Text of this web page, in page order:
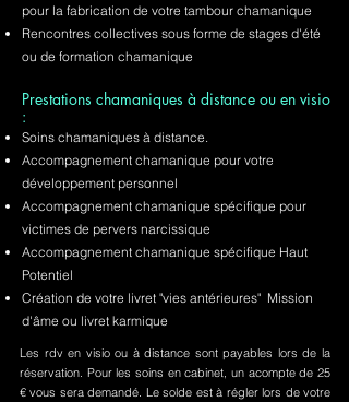
pour la fabrication de votre tambour chamanique
Rencontres collectives sous forme de stages d'été
ou de formation chamanique
Prestations chamaniques à distance ou en visio
:
Soins chamaniques à distance.
Accompagnement chamanique pour votre
développement personnel
Accompagnement chamanique spécifique pour
victimes de pervers narcissique
Accompagnement chamanique spécifique Haut
Potentiel
Création de votre livret "vies antérieures" Mission
d'âme ou livret karmique
Les rdv en visio ou à distance sont payables lors de la
réservation. Pour les soins en cabinet, un acompte de 25
€ vous sera demandé. Le solde est à régler lors de votre